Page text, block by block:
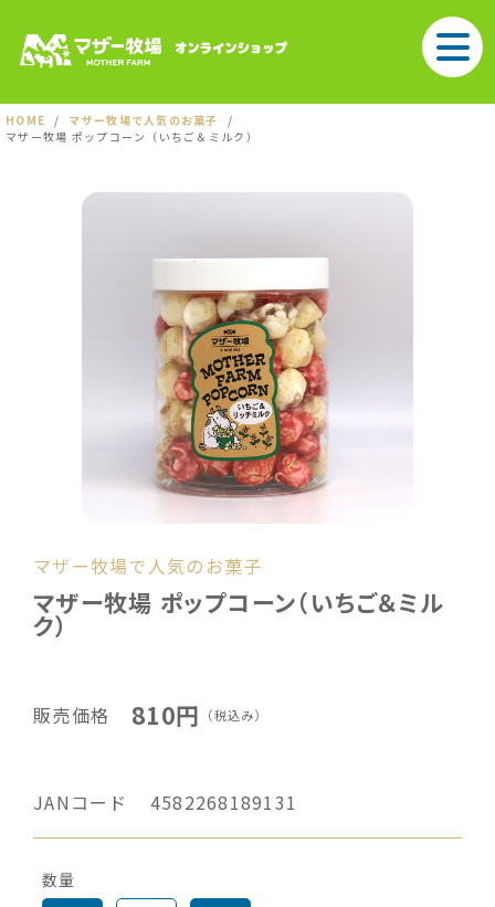
HOME
マザー牧場で人気のお菓子
マザー牧場 ポップコーン（いちご＆ミルク）
マザー牧場で人気のお菓子
マザー牧場 ポップコーン（いちご＆ミル
ク）
販売価格 810円 （税込み）
JANコード 4582268189131
数量